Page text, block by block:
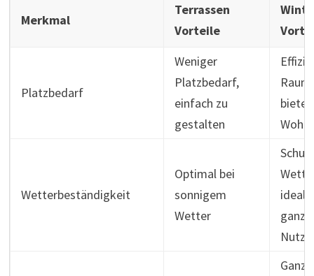
Merkmal
Terrassen
Vorteile
Platzbedarf
Weniger
Platzbedarf,
einfach zu
gestalten
bietet
Wetterbeständigkeit
Optimal bei
sonnigem
Wetter
ideal